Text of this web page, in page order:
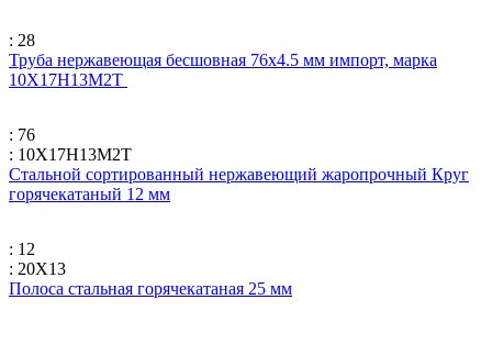
: 28
Труба нержавеющая бесшовная 76х4.5 мм импорт, марка
10Х17Н13М2Т
: 76
: 10Х17Н13М2Т
Стальной сортированный нержавеющий жаропрочный Круг
горячекатаный 12 мм
: 12
: 20Х13
Полоса стальная горячекатаная 25 мм